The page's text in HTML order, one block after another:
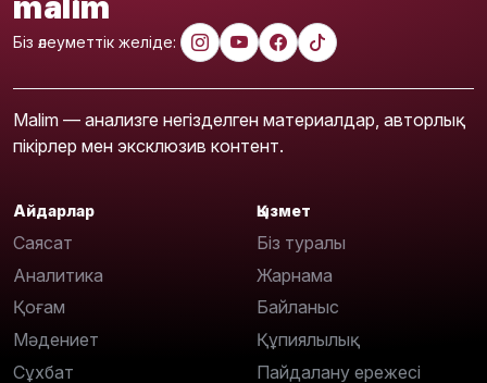
Біз әлеуметтік желіде:
Malim — анализге негізделген материалдар, авторлық
пікірлер мен эксклюзив контент.
Айдарлар
Саясат
Аналитика
Қоғам
Мәдениет
Сұхбат
Қызмет
Біз туралы
Жарнама
Байланыс
Құпиялылық
Пайдалану ережесі